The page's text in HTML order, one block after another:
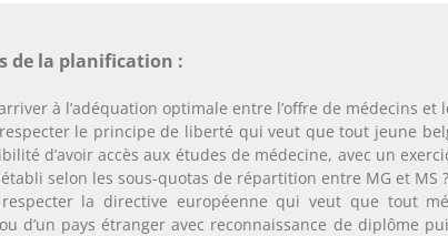
de la planification :
à l’adéquation optimale entre l’offre de médecins et
le principe de liberté qui veut que tout jeune
d’avoir accès aux études de médecine, avec un
établi selon les sous-quotas de répartition entre MG et MS ?
respecter la directive européenne qui veut que tout
d’un pays étranger avec reconnaissance de diplôme